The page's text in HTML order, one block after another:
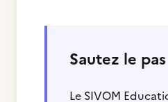
Sautez le pas
Le SIVOM